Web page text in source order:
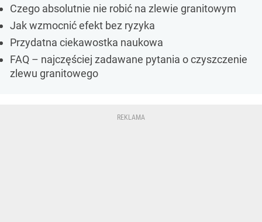
Czego absolutnie nie robić na zlewie granitowym
Jak wzmocnić efekt bez ryzyka
Przydatna ciekawostka naukowa
FAQ – najczęściej zadawane pytania o czyszczenie
zlewu granitowego